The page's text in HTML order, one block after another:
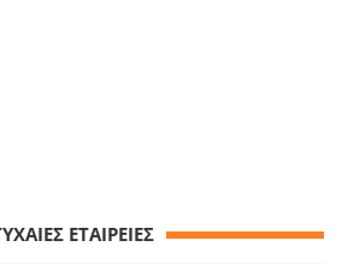
ΕΤΑΙΡΕΙΕΣ